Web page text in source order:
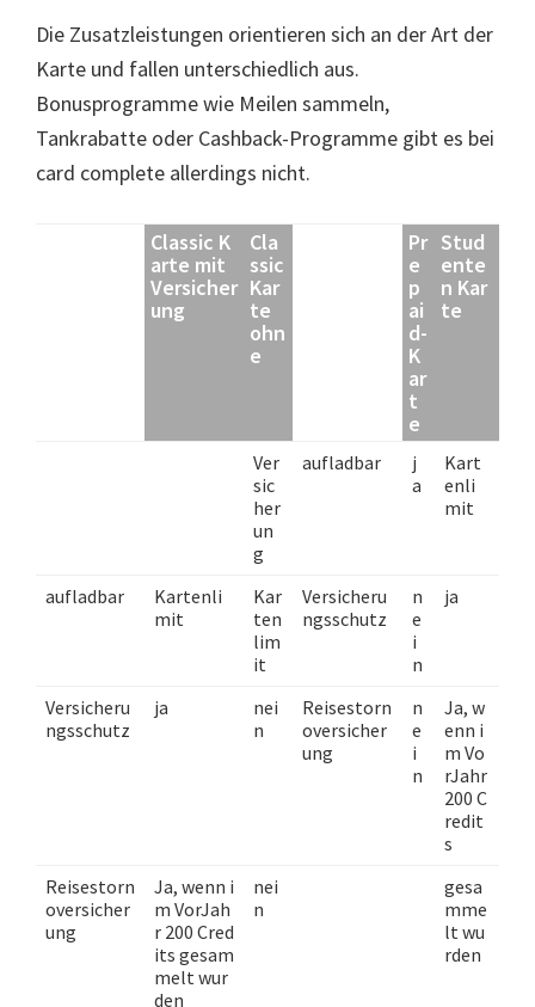
Die Zusatzleistungen orientieren sich an der Art der
Karte und fallen unterschiedlich aus.
Bonusprogramme wie Meilen sammeln,
Tankrabatte oder Cashback-Programme gibt es bei
card complete allerdings nicht.
Classic K
arte mit
Versicher
ung
Cla
ssic
Kar
te
ohn
e
Pr
e
p
ai
d-
K
ar
t
e
Stud
ente
n Kar
te
Ver
sic
her
un
g
aufladbar
j
a
Kart
enli
mit
aufladbar
Kartenli
mit
Kar
ten
lim
it
Versicheru
ngsschutz
n
e
i
n
ja
Versicheru
ngsschutz
ja
nei
n
Reisestorn
oversicher
ung
n
e
i
n
Ja, w
enn i
m Vo
rJahr
200 C
redit
s
Reisestorn
oversicher
ung
Ja, wenn i
m VorJah
r 200 Cred
its gesam
melt wur
den
nei
n
gesa
mme
lt wu
rden